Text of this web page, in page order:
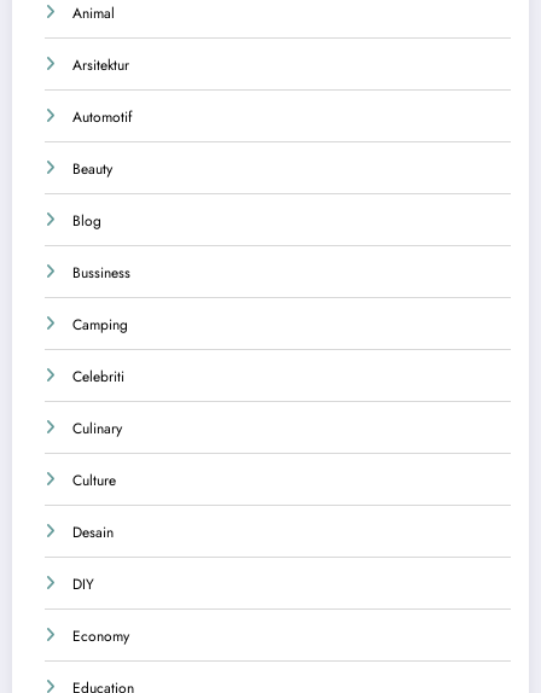
Animal
Arsitektur
Automotif
Beauty
Blog
Bussiness
Camping
Celebriti
Culinary
Culture
Desain
DIY
Economy
Education